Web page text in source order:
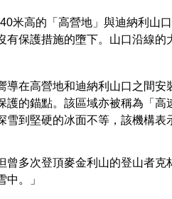
米高的「高營地」與迪納利山
有保護措施的墮下。山口沿線的
導在高營地和迪納利山口之間安
護的錨點。該區域亦被稱為「高
到堅硬的冰面不等，該機構表
多次登頂麥金利山的登山者克
。」